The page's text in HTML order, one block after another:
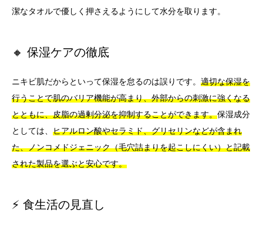
潔なタオルで優しく押さえるようにして水分を取ります。
🔸 保湿ケアの徹底
ニキビ肌だからといって保湿を怠るのは誤りです。 適切な保湿を
行うことで肌のバリア機能が高まり、外部からの刺激に強くなる
とともに、皮脂の過剰分泌を抑制することができます。保湿成分
としては、 ヒアルロン酸やセラミド、グリセリンなどが含まれ
た、ノンコメドジェニック（毛穴詰まりを起こしにくい）と記載
された製品を選ぶと安心です。
⚡ 食生活の見直し